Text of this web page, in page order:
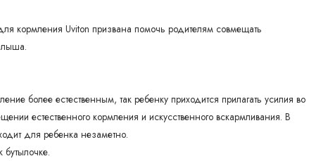
кормления Uviton призвана помочь родителям совмещать
более естественным, так ребенку приходится прилагать усилия во
естественного кормления и искусственного вскармливания. В
для ребенка незаметно.